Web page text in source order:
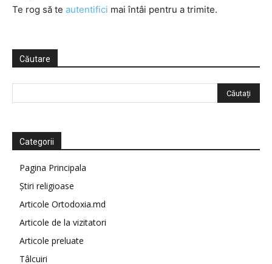
Te rog să te autentifici mai întâi pentru a trimite.
Căutare
Categorii
Pagina Principala
Știri religioase
Articole Ortodoxia.md
Articole de la vizitatori
Articole preluate
Tâlcuiri